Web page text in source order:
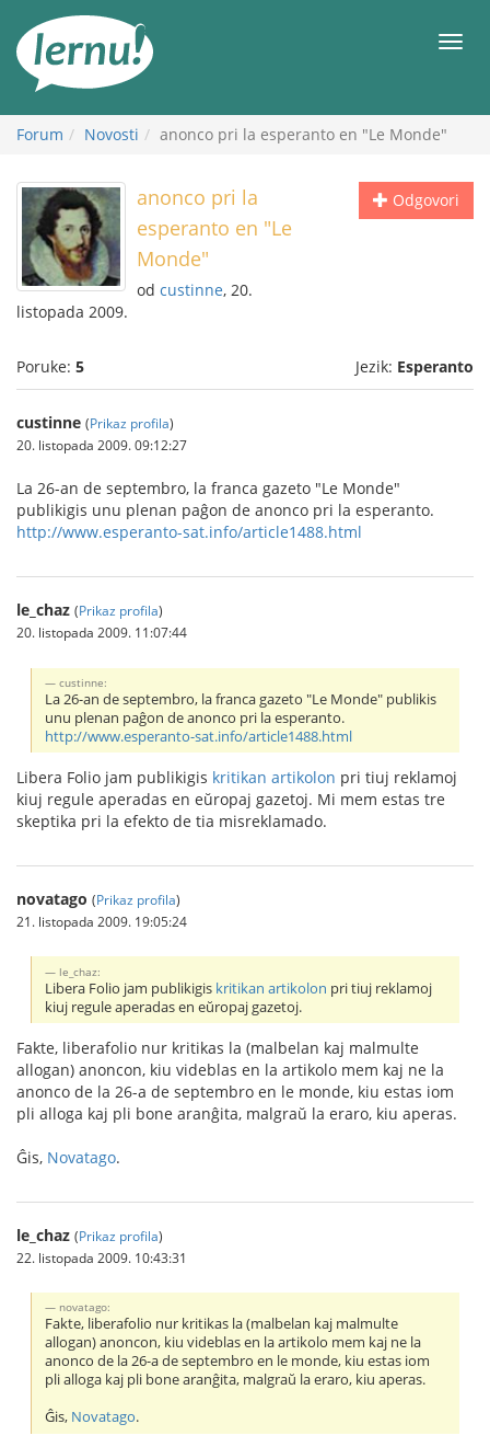
Meni
Forum Novosti anonco pri la esperanto en "Le Monde"
Odgovori
anonco pri la
esperanto en "Le
Monde"
od custinne, 20.
listopada 2009.
Poruke: 5 Jezik: Esperanto
custinne (Prikaz profila)
20. listopada 2009. 09:12:27
La 26-an de septembro, la franca gazeto "Le Monde"
publikigis unu plenan paĝon de anonco pri la esperanto.
http://www.esperanto-sat.info/article1488.html
le_chaz (Prikaz profila)
20. listopada 2009. 11:07:44
custinne:
La 26-an de septembro, la franca gazeto "Le Monde" publikis
unu plenan paĝon de anonco pri la esperanto.
http://www.esperanto-sat.info/article1488.html
Libera Folio jam publikigis kritikan artikolon pri tiuj reklamoj
kiuj regule aperadas en eŭropaj gazetoj. Mi mem estas tre
skeptika pri la efekto de tia misreklamado.
novatago (Prikaz profila)
21. listopada 2009. 19:05:24
le_chaz:
Libera Folio jam publikigis kritikan artikolon pri tiuj reklamoj
kiuj regule aperadas en eŭropaj gazetoj.
Fakte, liberafolio nur kritikas la (malbelan kaj malmulte
allogan) anoncon, kiu videblas en la artikolo mem kaj ne la
anonco de la 26-a de septembro en le monde, kiu estas iom
pli alloga kaj pli bone aranĝita, malgraŭ la eraro, kiu aperas.
Ĝis, Novatago.
le_chaz (Prikaz profila)
22. listopada 2009. 10:43:31
novatago:
Fakte, liberafolio nur kritikas la (malbelan kaj malmulte
allogan) anoncon, kiu videblas en la artikolo mem kaj ne la
anonco de la 26-a de septembro en le monde, kiu estas iom
pli alloga kaj pli bone aranĝita, malgraŭ la eraro, kiu aperas.
Ĝis, Novatago.